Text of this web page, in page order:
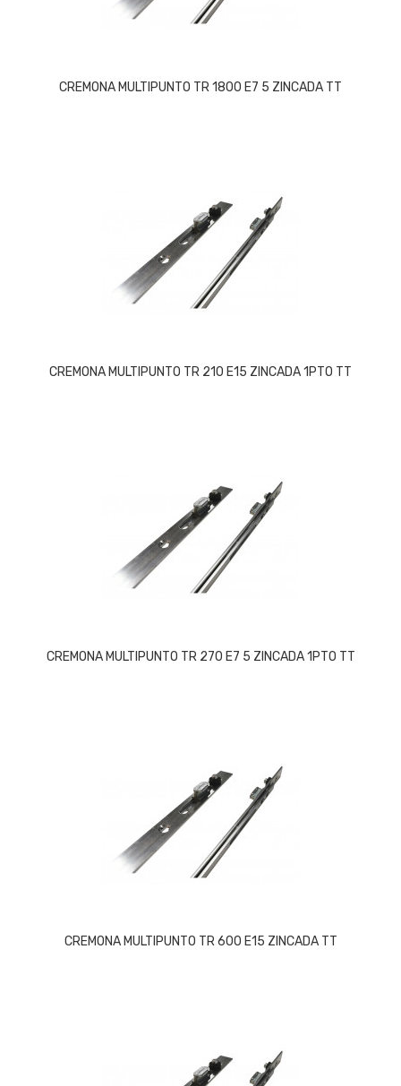
CREMONA MULTIPUNTO TR 1800 E7 5 ZINCADA TT
CREMONA MULTIPUNTO TR 210 E15 ZINCADA 1PTO TT
CREMONA MULTIPUNTO TR 270 E7 5 ZINCADA 1PTO TT
CREMONA MULTIPUNTO TR 600 E15 ZINCADA TT